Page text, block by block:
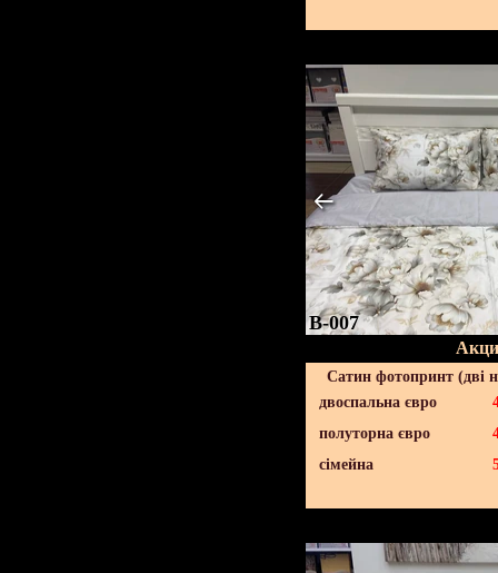
B-007
Сатин фотопринт (дві
двоспальна євро
полуторна євро
сімейна